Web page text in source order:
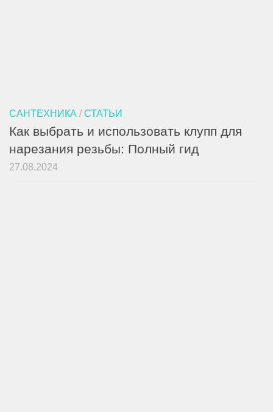
САНТЕХНИКА / СТАТЬИ
Как выбрать и использовать клупп для
нарезания резьбы: Полный гид
27.08.2024